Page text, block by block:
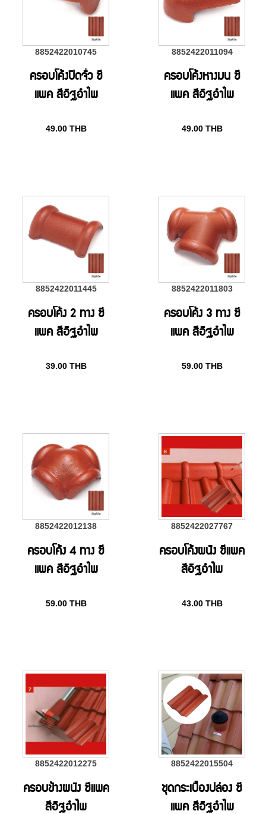
8852422010745
ครอบโค้งปิดจั่ว ซี
แพค สีอิฐอำไพ
49.00 THB
8852422011094
ครอบโค้งหางมน ซี
แพค สีอิฐอำไพ
49.00 THB
8852422011445
ครอบโค้ง 2 ทาง ซี
แพค สีอิฐอำไพ
39.00 THB
8852422011803
ครอบโค้ง 3 ทาง ซี
แพค สีอิฐอำไพ
59.00 THB
8852422012138
ครอบโค้ง 4 ทาง ซี
แพค สีอิฐอำไพ
59.00 THB
8852422027767
ครอบโค้งผนัง ซีแพค
สีอิฐอำไพ
43.00 THB
8852422012275
ครอบข้างผนัง ซีแพค
สีอิฐอำไพ
8852422015504
ชุดกระเบื้องปล่อง ซี
แพค สีอิฐอำไพ